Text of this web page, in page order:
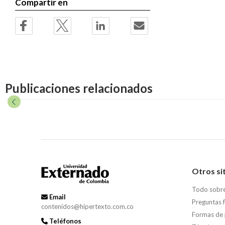
Compartir en
Publicaciones relacionados
Email
contenidos@hipertexto.com.co
Teléfonos
Otros
Todo
Preguntas
Formas de